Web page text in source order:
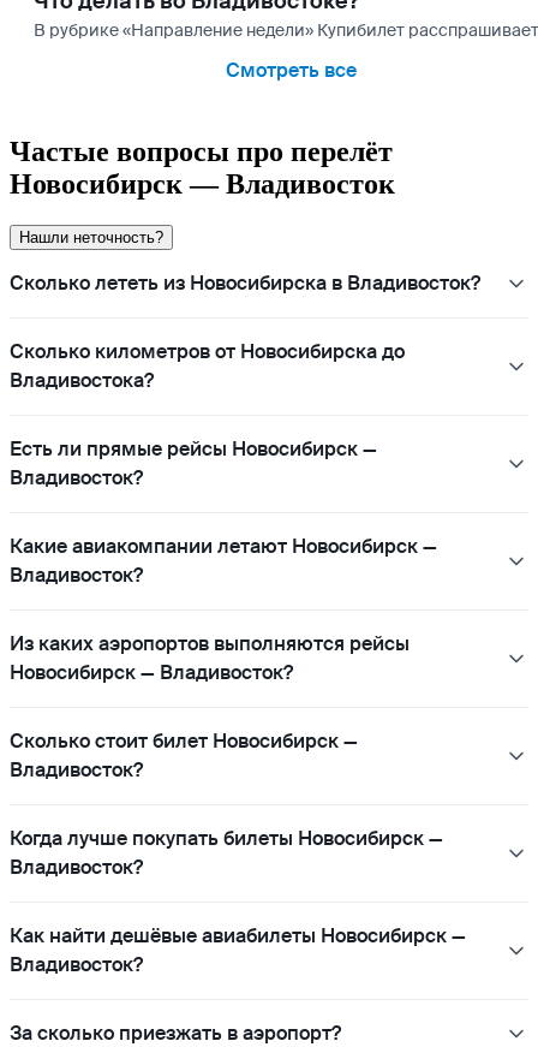
В рубрике «Направление недели» Купибилет
Смотреть все
Частые вопросы про перелёт
Новосибирск — Владивосток
Нашли неточность?
Сколько лететь из Новосибирска в Владивосток?
Сколько километров от Новосибирска до
Владивостока?
Есть ли прямые рейсы Новосибирск —
Владивосток?
Какие авиакомпании летают Новосибирск —
Владивосток?
Из каких аэропортов выполняются рейсы
Новосибирск — Владивосток?
Сколько стоит билет Новосибирск —
Владивосток?
Когда лучше покупать билеты Новосибирск —
Владивосток?
Как найти дешёвые авиабилеты Новосибирск —
Владивосток?
За сколько приезжать в аэропорт?